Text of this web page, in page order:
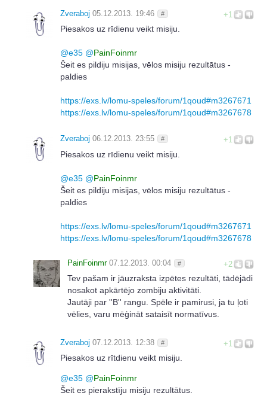
+1
Zveraboj 05.12.2013. 19:46 #
Piesakos uz rīdienu veikt misiju.
@e35 @PainFoinmr
Šeit es pildiju misijas, vēlos misiju rezultātus -
paldies
https://exs.lv/lomu-speles/forum/1qoud#m3267671
https://exs.lv/lomu-speles/forum/1qoud#m3267678
+1
Zveraboj 06.12.2013. 23:55 #
Piesakos uz rīdienu veikt misiju.
@e35 @PainFoinmr
Šeit es pildiju misijas, vēlos misiju rezultātus -
paldies
https://exs.lv/lomu-speles/forum/1qoud#m3267671
https://exs.lv/lomu-speles/forum/1qoud#m3267678
+2
PainFoinmr 07.12.2013. 00:04 #
Tev pašam ir jāuzraksta izpētes rezultāti, tādējādi
nosakot apkārtējo zombiju aktivitāti.
Jautāji par ''B'' rangu. Spēle ir pamirusi, ja tu ļoti
vēlies, varu mēģināt sataisīt normatīvus.
+1
Zveraboj 07.12.2013. 12:38 #
Piesakos uz rītdienu veikt misiju.
@e35 @PainFoinmr
Šeit es pierakstīju misiju rezultātus.